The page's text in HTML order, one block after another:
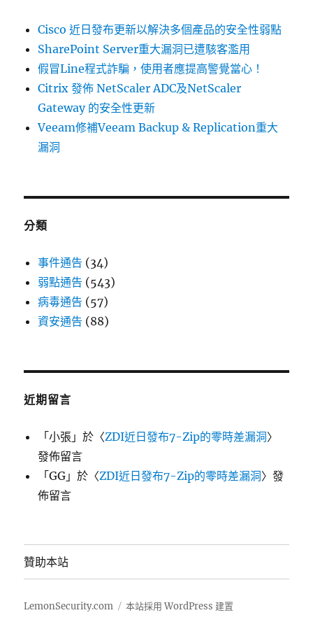
Cisco 近日發布更新以解決多個產品的安全性弱點
SharePoint Server重大漏洞已遭駭客濫用
假冒Line程式詐騙，使用者應提高警覺當心！
Citrix 發佈 NetScaler ADC及NetScaler
Gateway 的安全性更新
Veeam修補Veeam Backup & Replication重大
漏洞
分類
事件通告 (34)
弱點通告 (543)
病毒通告 (57)
資安通告 (88)
近期留言
「小張 」於〈ZDI近日發布7-Zip的零時差漏洞〉
發佈留言
「GG 」於〈ZDI近日發布7-Zip的零時差漏洞〉發
佈留言
贊助本站
LemonSecurity.com 本站採用 WordPress 建置